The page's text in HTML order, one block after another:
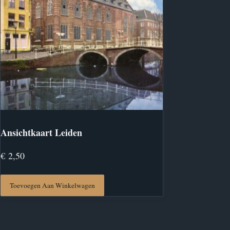
Ansichtkaart Leiden
€ 2,50
Toevoegen Aan Winkelwagen